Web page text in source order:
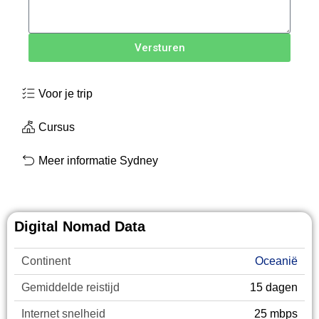
Versturen
Voor je trip
Cursus
Meer informatie Sydney
Digital Nomad Data
Continent Oceanië
Gemiddelde reistijd 15 dagen
Internet snelheid 25 mbps